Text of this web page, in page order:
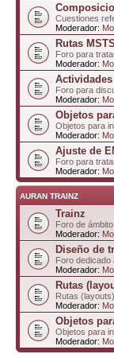
Cuestiones
Moderador:
Rutas MSTS
Foro para
Moderador:
Actividades
Foro para
Moderador:
Objetos
Objetos para
Moderador:
Ajuste de
Foro para
Moderador:
AURAN TRAINZ
Trainz
Foro de
Moderador:
Diseño de
Foro dedicado
Moderador:
Rutas
Rutas
Moderador:
Objetos
Objetos para
Moderador: